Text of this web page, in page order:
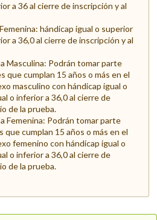
a 36 al cierre de inscripción y al
hándicap igual o superior
a 36,0 al cierre de inscripción y al
Masculina: Podrán tomar parte
que cumplan 15 años o más en el
masculino con hándicap igual o
o inferior a 36,0 al cierre de
de la prueba.
Femenina: Podrán tomar parte
que cumplan 15 años o más en el
femenino con hándicap igual o
o inferior a 36,0 al cierre de
de la prueba.